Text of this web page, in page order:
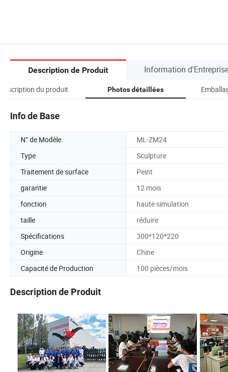
Description de Produit Information
du produit Photos détaillées
Info de Base
N° de Modèle. ML-ZM24
Type
Sculpture
Traitement de surface
Peint
garantie
12 mois
fonction
haute simulation
taille
réduire
Spécifications
300*120*220
Origine
Chine
Capacité de Production
100 pièces/mois
Description de Produit